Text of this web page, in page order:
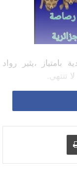
،يثير رواد
تنتهي.
وبدون أدنى قدر
يدعي مسؤوليها
لها وزنها الكبير
استضافته من طرف
طباعة